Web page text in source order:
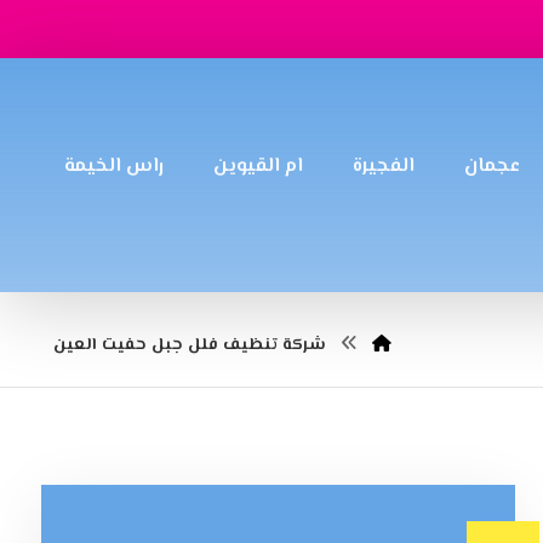
عجمان الفجيرة ام القيوين راس الخيمة
شركة تنظيف فلل جبل حفيت العين